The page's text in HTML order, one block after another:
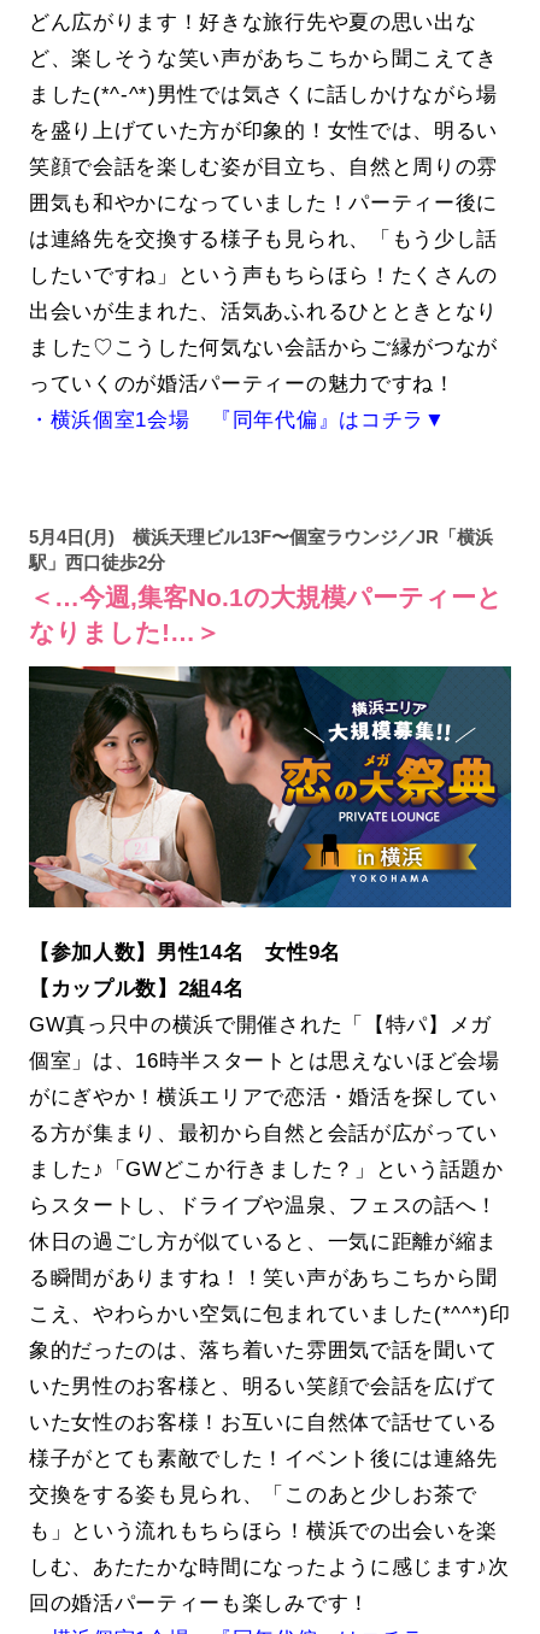
どん広がります！好きな旅行先や夏の思い出な
ど、楽しそうな笑い声があちこちから聞こえてき
ました(*^-^*)男性では気さくに話しかけながら場
を盛り上げていた方が印象的！女性では、明るい
笑顔で会話を楽しむ姿が目立ち、自然と周りの雰
囲気も和やかになっていました！パーティー後に
は連絡先を交換する様子も見られ、「もう少し話
したいですね」という声もちらほら！たくさんの
出会いが生まれた、活気あふれるひとときとなり
ました♡こうした何気ない会話からご縁がつなが
っていくのが婚活パーティーの魅力ですね！
・横浜個室1会場 『同年代偏』はコチラ▼
5月4日(月) 横浜天理ビル13F〜個室ラウンジ／JR「横浜
駅」西口徒歩2分
＜…今週,集客No.1の大規模パーティーと
なりました!…＞
【参加人数】男性14名 女性9名
【カップル数】2組4名
GW真っ只中の横浜で開催された「【特パ】メガ
個室」は、16時半スタートとは思えないほど会場
がにぎやか！横浜エリアで恋活・婚活を探してい
る方が集まり、最初から自然と会話が広がってい
ました♪「GWどこか行きました？」という話題か
らスタートし、ドライブや温泉、フェスの話へ！
休日の過ごし方が似ていると、一気に距離が縮ま
る瞬間がありますね！！笑い声があちこちから聞
こえ、やわらかい空気に包まれていました(*^^*)印
象的だったのは、落ち着いた雰囲気で話を聞いて
いた男性のお客様と、明るい笑顔で会話を広げて
いた女性のお客様！お互いに自然体で話せている
様子がとても素敵でした！イベント後には連絡先
交換をする姿も見られ、「このあと少しお茶で
も」という流れもちらほら！横浜での出会いを楽
しむ、あたたかな時間になったように感じます♪次
回の婚活パーティーも楽しみです！